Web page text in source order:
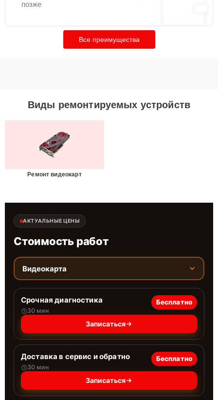
позже
Все преимущества
Виды ремонтируемых устройств
Ремонт видеокарт
АКТУАЛЬНЫЕ ЦЕНЫ
Стоимость работ
Видеокарта
Срочная диагностика
30 мин
Бесплатно
Записаться
Доставка в сервис и обратно
30 мин
Бесплатно
Записаться